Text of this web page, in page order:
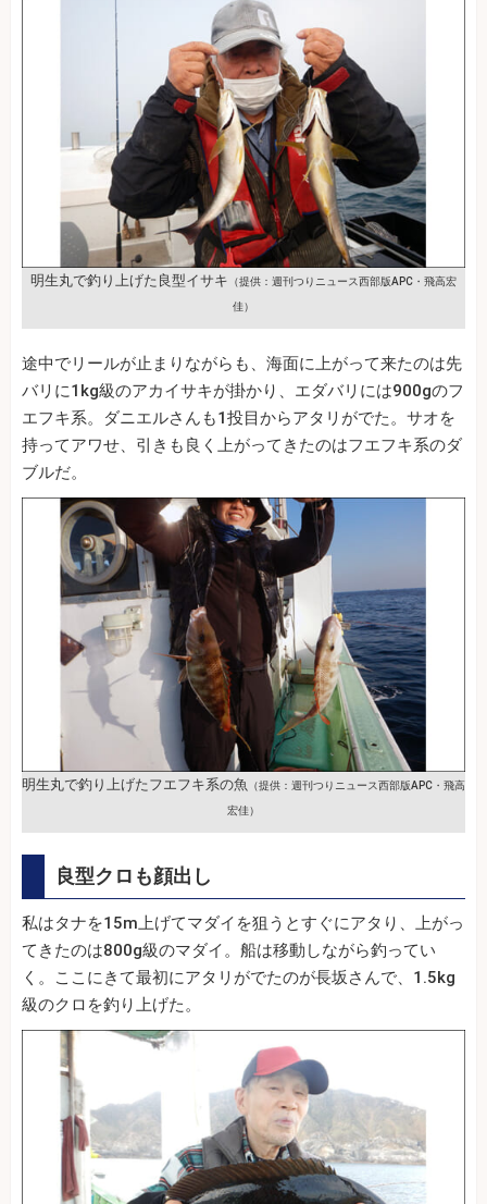
明生丸で釣り上げた良型イサキ （提供：週刊つりニュース西部版APC・飛高宏
佳）
途中でリールが止まりながらも、海面に上がって来たのは先
バリに1kg級のアカイサキが掛かり、エダバリには900gのフ
エフキ系。ダニエルさんも1投目からアタリがでた。サオを
持ってアワせ、引きも良く上がってきたのはフエフキ系のダ
ブルだ。
明生丸で釣り上げたフエフキ系の魚 （提供：週刊つりニュース西部版APC・飛高
宏佳）
良型クロも顔出し
私はタナを15m上げてマダイを狙うとすぐにアタり、上がっ
てきたのは800g級のマダイ。船は移動しながら釣ってい
く。ここにきて最初にアタリがでたのが長坂さんで、1.5kg
級のクロを釣り上げた。